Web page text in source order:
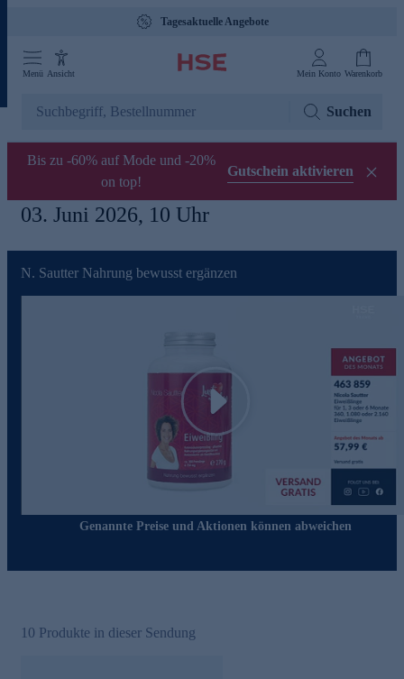
Gebührenfreie Hotline 0800 29 888 88
Menü Ansicht Mein Konto Warenkorb
Suchen
Bis zu -60% auf Mode und -20%
on top!
Gutschein aktivieren
03. Juni 2026, 10 Uhr
N. Sautter Nahrung bewusst ergänzen
Play
Genannte Preise und Aktionen können abweichen
10 Produkte in dieser Sendung